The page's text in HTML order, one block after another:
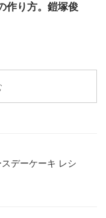
作り方。鎧塚俊
デーケーキ レシ